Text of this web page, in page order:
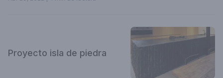
Proyecto isla de piedra